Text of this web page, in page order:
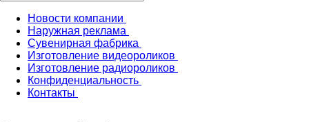
Новости компании
Наружная реклама
Сувенирная фабрика
Изготовление видеороликов
Изготовление радиороликов
Конфиденциальность
Контакты